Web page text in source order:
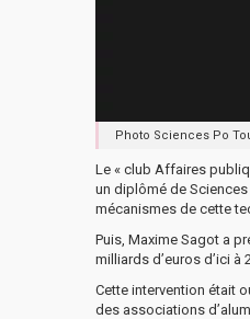
Photo Sciences Po
Le « club Affaires
un diplômé de
mécanismes de cette
Puis, Maxime Sagot a
milliards d’euros d’ici à
Cette intervention était
des associations